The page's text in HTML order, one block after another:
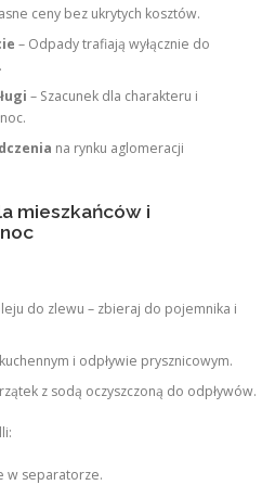
ceny bez ukrytych kosztów.
– Odpady trafiają wyłącznie do
– Szacunek dla charakteru i
na rynku aglomeracji
mieszkańców i
do zlewu – zbieraj do pojemnika i
i odpływie prysznicowym.
z sodą oczyszczoną do odpływów.
w separatorze.